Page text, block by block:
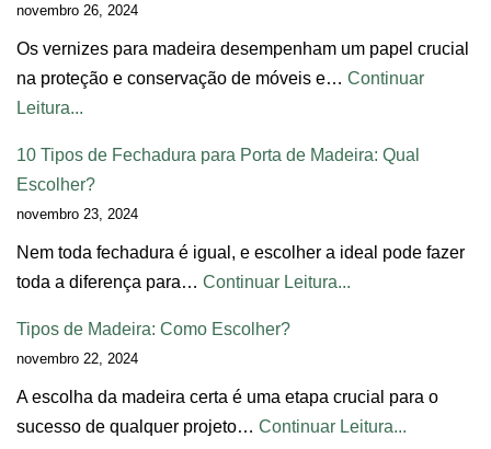
novembro 26, 2024
Os vernizes para madeira desempenham um papel crucial
na proteção e conservação de móveis e… Continuar
Leitura...
10 Tipos de Fechadura para Porta de Madeira: Qual
Escolher?
novembro 23, 2024
Nem toda fechadura é igual, e escolher a ideal pode fazer
toda a diferença para… Continuar Leitura...
Tipos de Madeira: Como Escolher?
novembro 22, 2024
A escolha da madeira certa é uma etapa crucial para o
sucesso de qualquer projeto… Continuar Leitura...